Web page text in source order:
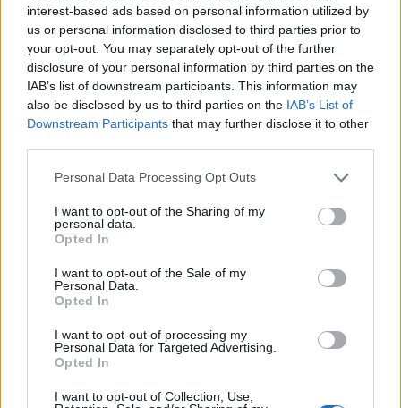
interest-based ads based on personal information utilized by
us or personal information disclosed to third parties prior to
your opt-out. You may separately opt-out of the further
disclosure of your personal information by third parties on the
IAB’s list of downstream participants. This information may
also be disclosed by us to third parties on the IAB’s List of
Downstream Participants that may further disclose it to other
Personal Data Processing Opt Outs
I want to opt-out of the Sharing of my
personal data.
Opted In
I want to opt-out of the Sale of my
Personal Data.
Opted In
I want to opt-out of processing my
Personal Data for Targeted Advertising.
Opted In
I want to opt-out of Collection, Use,
Ελευθέριος Βενιζέλος: Τον
Αύγουστο καταγράφηκε
ρεκόρ επιβατών
DIRTY MANΗ: Το αδερφάκι
του ΜΑΝΗΜΑΝΗ ανοίγει
τις πόρτες του στο Κουκάκι